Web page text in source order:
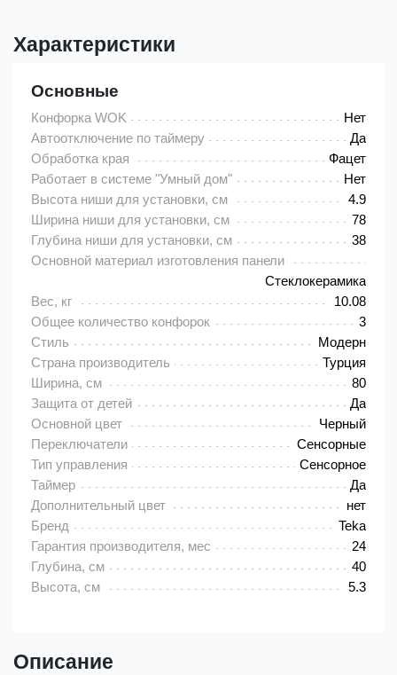
Характеристики
Основные
Конфорка WOK
Нет
Автоотключение по таймеру
Да
Обработка края
Фацет
Работает в системе "Умный дом"
Нет
Высота ниши для установки, см
4.9
Ширина ниши для установки, см
78
Глубина ниши для установки, см
38
Основной материал изготовления панели
Cтеклокерамика
Вес, кг
10.08
Общее количество конфорок
3
Стиль
Модерн
Страна производитель
Турция
Ширина, см
80
Защита от детей
Да
Основной цвет
Черный
Переключатели
Сенсорные
Тип управления
Сенсорное
Таймер
Да
Дополнительный цвет
нет
Бренд
Teka
Гарантия производителя, мес
24
Глубина, см
40
Высота, см
5.3
Описание